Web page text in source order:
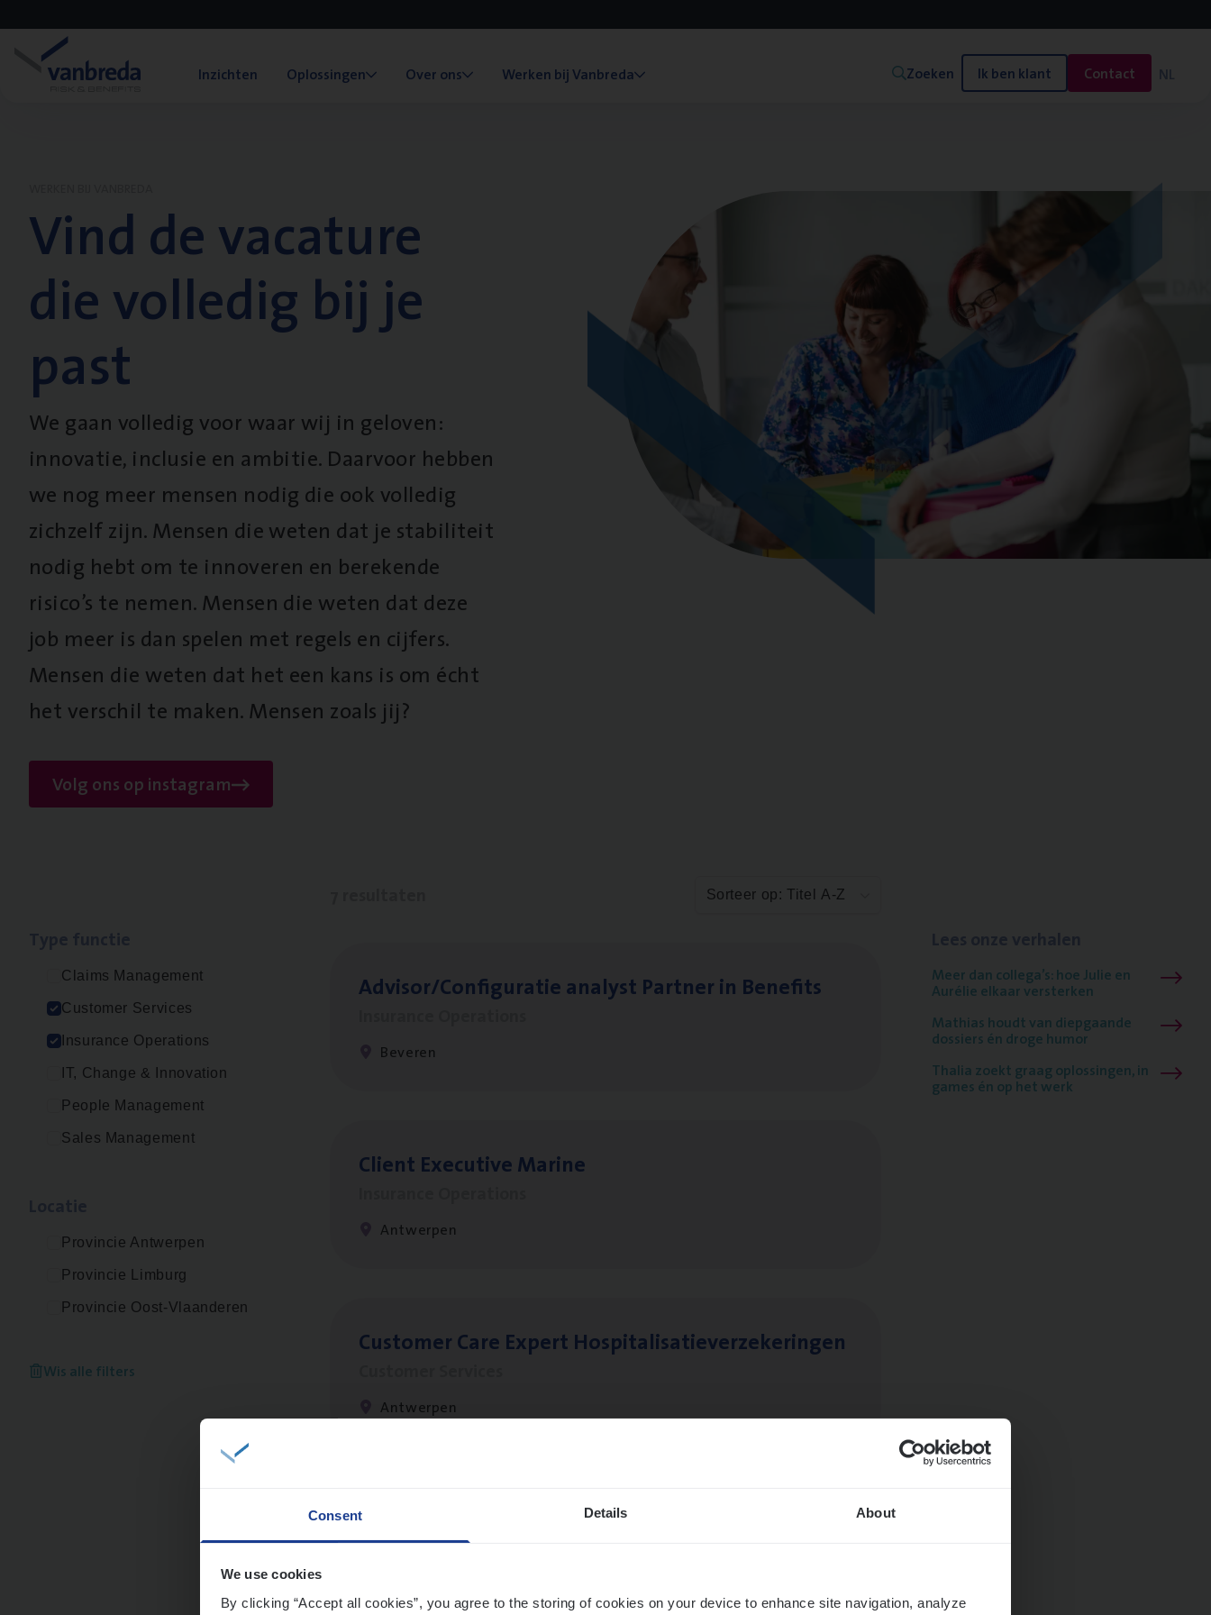
Consent Details About
We use cookies
By clicking “Accept all cookies”, you agree to the storing of cookies on your device to enhance site navigation, analyze
Inzichten Oplossingen Over ons Werken bij Vanbreda Zoeken Ik ben klant Contact NL
Vind de vacature
die volledig bij je
past
We gaan volledig voor waar wij in geloven:
innovatie, inclusie en ambitie. Daarvoor hebben
we nog meer mensen nodig die ook volledig
zichzelf zijn. Mensen die weten dat je stabiliteit
nodig hebt om te innoveren en berekende
risico’s te nemen. Mensen die weten dat deze
job meer is dan spelen met regels en cijfers.
Mensen die weten dat het een kans is om écht
het verschil te maken. Mensen zoals jij?
Volg ons op instagram
Claims Management
Customer Services
Insurance Operations
IT, Change & Innovation
People Management
Sales Management
Provincie Antwerpen
Provincie Limburg
Provincie Oost-Vlaanderen
Wis alle filters
Sorteer op: Titel A-Z
Advisor/​Configuratie ana­lyst Part­ner in Benefits
Beveren
Client Exe­cu­ti­ve Marine
Antwerpen
Cus­to­mer Care Expert Hospitalisatieverzekeringen
Antwerpen
Dos­sier­be­heer­der Gewaar­borgd Inkomen
Insurance Operations
Meer dan collega’s: hoe Julie en
Aurélie elkaar versterken
Mathias houdt van diepgaande
dossiers én droge humor
Thalia zoekt graag oplossingen, in
games én op het werk